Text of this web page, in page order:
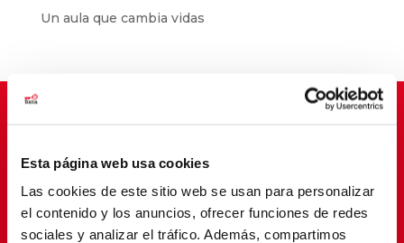
Esta página web usa cookies
Las cookies de este sitio web se usan para personalizar
el contenido y los anuncios, ofrecer funciones de redes
sociales y analizar el tráfico. Además, compartimos
Un aula que cambia vidas
Suscríbete para cambiar vidas